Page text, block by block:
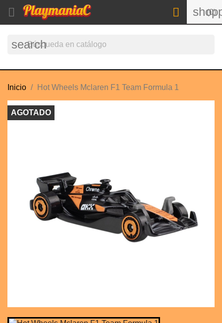
 (0)

search
Inicio Hot Wheels Mclaren F1 Team Formula 1
AGOTADO